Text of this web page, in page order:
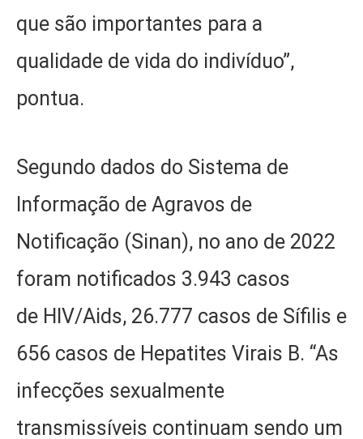
que são importantes para a
qualidade de vida do indivíduo”,
pontua.
Segundo dados do Sistema de
Informação de Agravos de
Notificação (Sinan), no ano de 2022
foram notificados 3.943 casos
de HIV/Aids, 26.777 casos de Sífilis e
656 casos de Hepatites Virais B. “As
infecções sexualmente
transmissíveis continuam sendo um